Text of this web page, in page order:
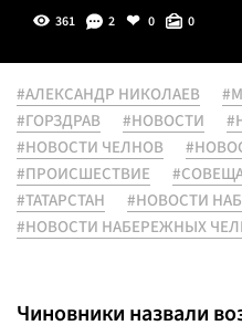
361 2 0 0
#АЛЕКСАНДР НИКОЛАЕВ
#ГОРЗДРАВ
#НОВОСТИ
#НОВОСТИ ЧЕЛНОВ
#ПРОИСШЕСТВИЕ
#ТАТАРСТАН
#НОВОСТИ
#НОВОСТИ НАБЕРЕЖНЫХ
Чиновники назвали